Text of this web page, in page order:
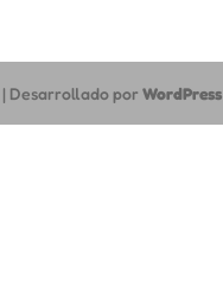
| Desarrollado porWordPress